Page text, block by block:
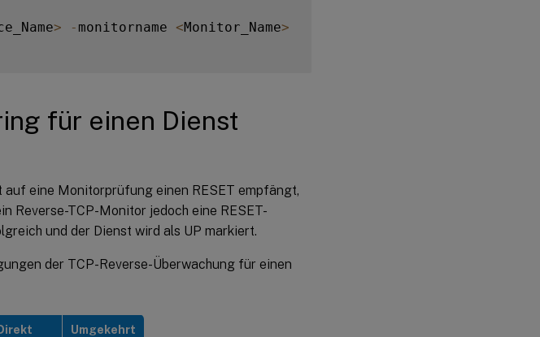
> - monitorname <Monitor_Name>
für einen Dienst
eine Monitorprüfung einen RESET empfängt,
Reverse-TCP-Monitor jedoch eine RESET-
und der Dienst wird als UP markiert.
der TCP-Reverse-Überwachung für einen
Umgekehrt